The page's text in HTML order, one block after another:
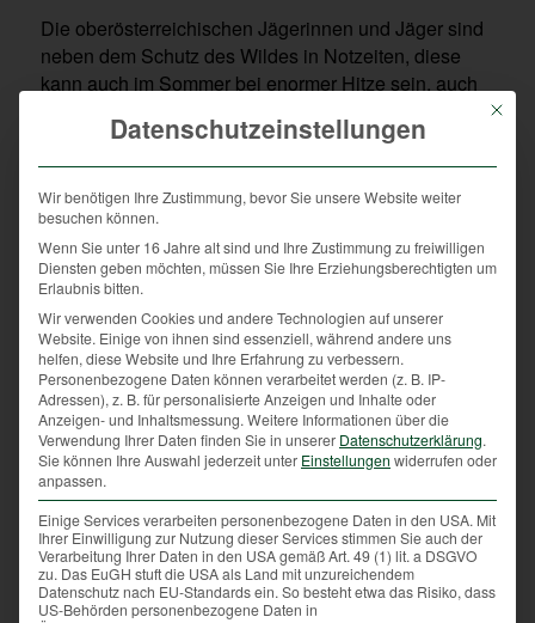
Die oberösterreichischen Jägerinnen und Jäger sind
neben dem Schutz des Wildes in Notzeiten, diese
kann auch im Sommer bei enormer Hitze sein, auch
Rückzugsbereiche der Feld-, Wald- und
Gebirgsbewohner zu respektieren, kommt nicht nur
den Tieren, sondern auch dem Wald zugute. Denn
gerade im ausklingenden Winter kann es im Wald zu
zahlreichen Wildschäden an jungen Bäumen
kommen.
Wildtiere brauchen im Winter
Unterstützung
In unserer Kulturlandschaft und dem regen
Miteinander im natürlichen Lebensumfeld der
Wildtiere ist für uns Menschen unerlässlich, es ihnen
nicht noch zusätzlich schwer zu machen. Der
Lebensraum der Wildtiere wird von den Menschen
durch Aktivitäten wie Skitourenlauf, Langlauf oder
Schneeschuhwandern immer mehr und immer
intensiver genützt. Wird durch das Eindringen in die
Mit
Datenschutzeinstellungen
Wir benötigen Ihre Zustimmung, bevor Sie unsere Website weiter
besuchen können.
Wenn Sie unter 16 Jahre alt sind und Ihre Zustimmung zu freiwilligen
Diensten geben möchten, müssen Sie Ihre Erziehungsberechtigten um
Erlaubnis bitten.
Wir verwenden Cookies und andere Technologien auf unserer
Website. Einige von ihnen sind essenziell, während andere uns
helfen, diese Website und Ihre Erfahrung zu verbessern.
Personenbezogene Daten können verarbeitet werden (z. B. IP-
Adressen), z. B. für personalisierte Anzeigen und Inhalte oder
Anzeigen- und Inhaltsmessung. Weitere Informationen über die
Verwendung Ihrer Daten finden Sie in unserer Datenschutzerklärung.
Sie können Ihre Auswahl jederzeit unter Einstellungen widerrufen oder
anpassen.
Einige Services verarbeiten personenbezogene Daten in den USA. Mit
Ihrer Einwilligung zur Nutzung dieser Services stimmen Sie auch der
Verarbeitung Ihrer Daten in den USA gemäß Art. 49 (1) lit. a DSGVO
zu. Das EuGH stuft die USA als Land mit unzureichendem
Datenschutz nach EU-Standards ein. So besteht etwa das Risiko, dass
US-Behörden personenbezogene Daten in